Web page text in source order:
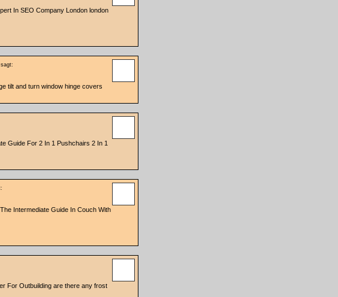
In SEO Company London london
sagt:
tilt and turn window hinge covers
Guide For 2 In 1 Pushchairs 2 In 1
Intermediate Guide In Couch With
For Outbuilding are there any frost